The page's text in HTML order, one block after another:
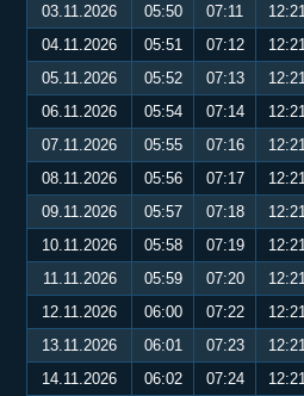
03.11.2026
05:50 07:11 12:21
04.11.2026
05:51 07:12 12:21
05.11.2026
05:52 07:13 12:21
06.11.2026
05:54 07:14 12:21
07.11.2026
05:55 07:16 12:21
08.11.2026
05:56 07:17 12:21
09.11.2026
05:57 07:18 12:21
10.11.2026
05:58 07:19 12:21
11.11.2026
05:59 07:20 12:21
12.11.2026
06:00 07:22 12:21
13.11.2026
06:01 07:23 12:21
14.11.2026
06:02 07:24 12:21